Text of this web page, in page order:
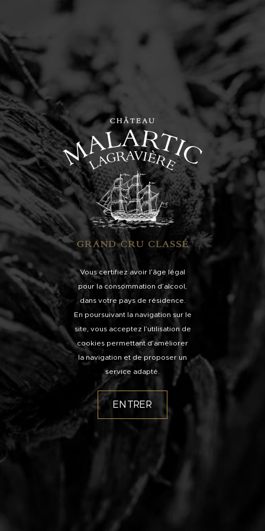
Vous certifiez avoir l’âge légal
pour la consommation d’alcool,
dans votre pays de résidence.
En poursuivant la navigation sur le
site, vous acceptez l’utilisation de
cookies permettant d’améliorer
la navigation et de proposer un
service adapté.
ENTRER